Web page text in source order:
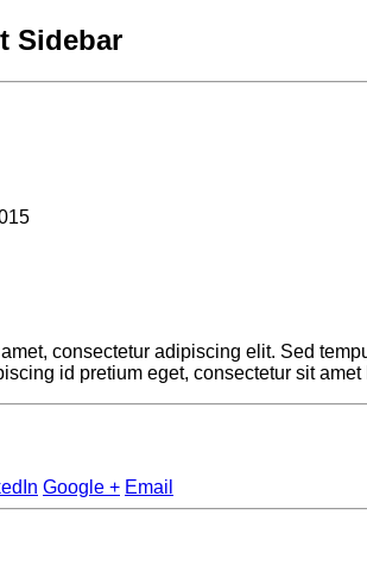
Sidebar
consectetur adipiscing elit. Sed
id pretium eget, consectetur sit amet
Google + Email